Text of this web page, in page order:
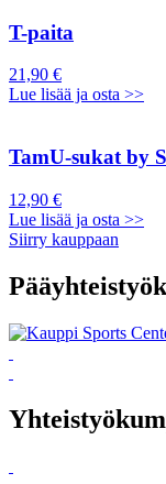
T-paita
21,90 €
Lue lisää ja osta >>
TamU-sukat by
12,90 €
Lue lisää ja osta >>
Siirry kauppaan